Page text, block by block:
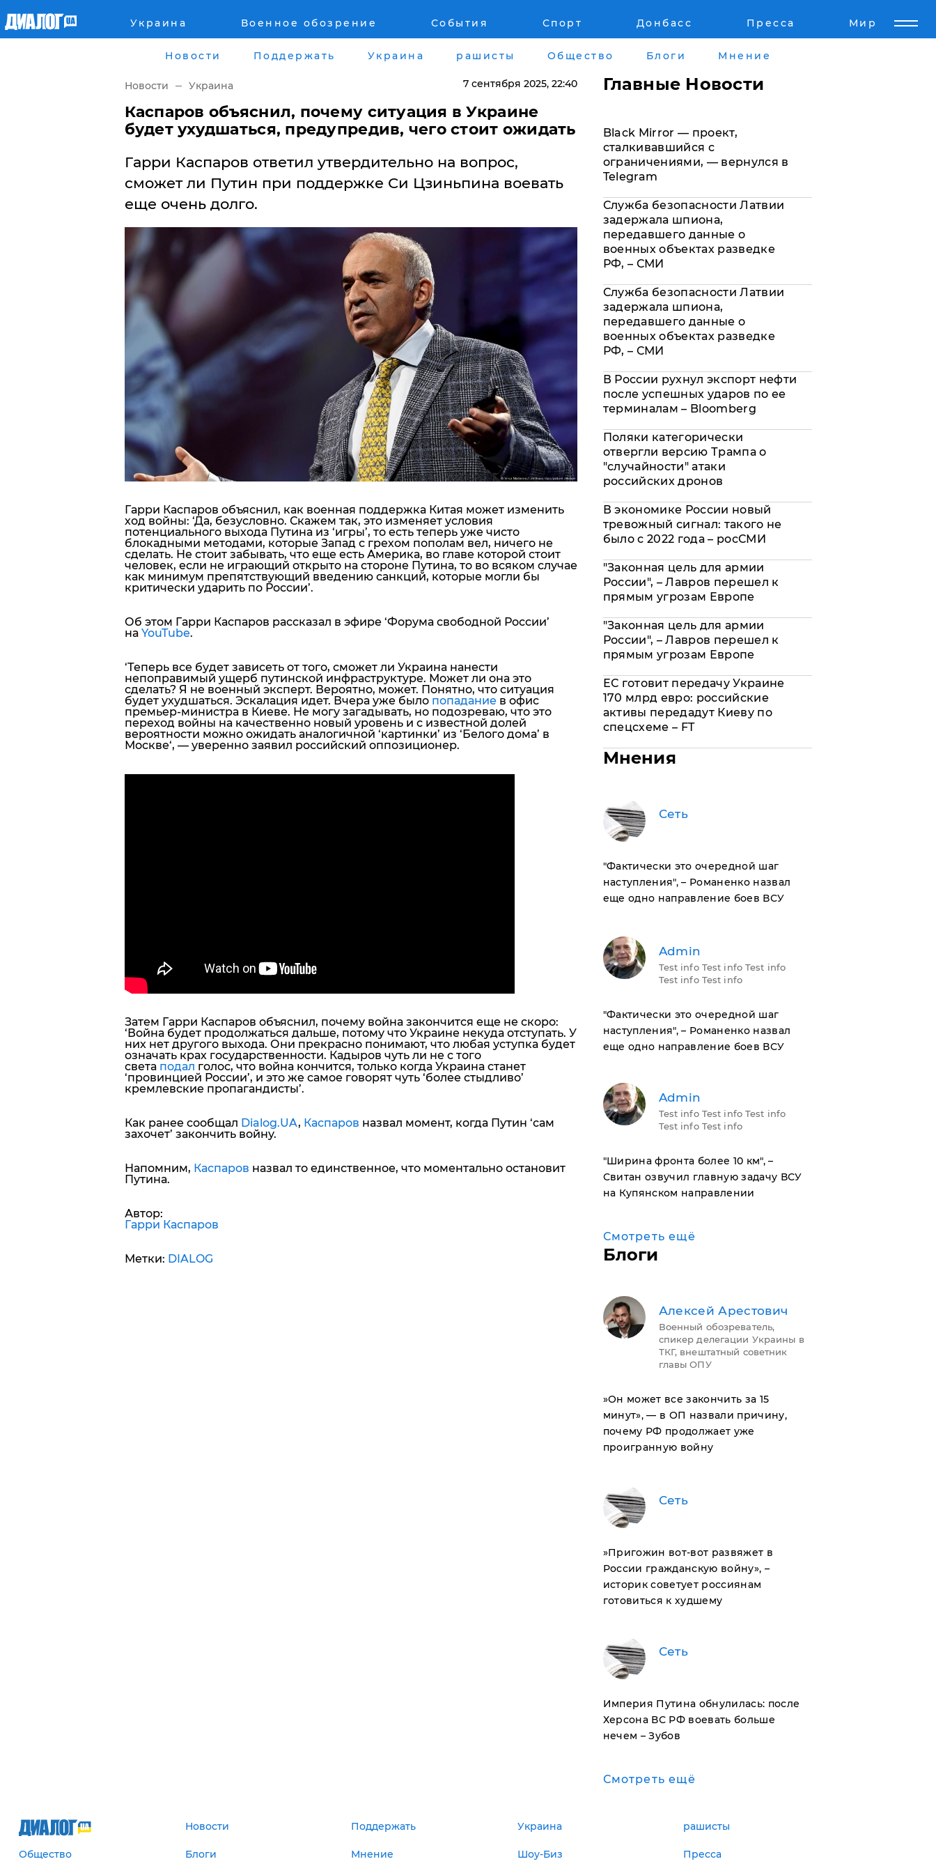
Украина Военное обозрение События Спорт Донбасс Пресса Мир
Военное обозрение
Города
Луганск
Киев
Днепр
Львов
Одесса
Война на Донбассе и в Крыму
"ЛНР"
Оккупация Крыма
Новости Крыма
Армия Украины
Лайф стайл
Помощь проекту
Стиль Диалога
Общество
Пресс-релизы
Новости Поддержать Украина рашисты Общество Блоги Мнение
Новости Украина 7 сентября 2025, 22:40
Каспаров объяснил, почему ситуация в Украине
будет ухудшаться, предупредив, чего стоит ожидать
Гарри Каспаров ответил утвердительно на вопрос,
сможет ли Путин при поддержке Си Цзиньпина воевать
еще очень долго.
Гарри Каспаров объяснил, как военная поддержка Китая может изменить
ход войны: ‘Да, безусловно. Скажем так, это изменяет условия
потенциального выхода Путина из ‘игры’, то есть теперь уже чисто
блокадными методами, которые Запад с грехом пополам вел, ничего не
сделать. Не стоит забывать, что еще есть Америка, во главе которой стоит
человек, если не играющий открыто на стороне Путина, то во всяком случае
как минимум препятствующий введению санкций, которые могли бы
критически ударить по России’.
Об этом Гарри Каспаров рассказал в эфире ‘Форума свободной России’
на YouTube.
‘Теперь все будет зависеть от того, сможет ли Украина нанести
непоправимый ущерб путинской инфраструктуре. Может ли она это
сделать? Я не военный эксперт. Вероятно, может. Понятно, что ситуация
будет ухудшаться. Эскалация идет. Вчера уже было попадание в офис
премьер-министра в Киеве. Не могу загадывать, но подозреваю, что это
переход войны на качественно новый уровень и с известной долей
вероятности можно ожидать аналогичной ‘картинки’ из ‘Белого дома’ в
Москве‘, — уверенно заявил российский оппозиционер.
Затем Гарри Каспаров объяснил, почему война закончится еще не скоро:
‘ Война будет продолжаться дальше, потому что Украине некуда отступать. У
них нет другого выхода. Они прекрасно понимают, что любая уступка будет
означать крах государственности. Кадыров чуть ли не с того
света подал голос, что война кончится, только когда Украина станет
‘провинцией России’, и это же самое говорят чуть ‘более стыдливо’
кремлевские пропагандисты’.
Как ранее сообщал Dialog.UA, Каспаров назвал момент, когда Путин ‘сам
захочет’ закончить войну.
Напомним, Каспаров назвал то единственное, что моментально остановит
Путина.
Автор:
Гарри Каспаров
Метки: DIALOG
Главные Новости
Black Mirror — проект,
сталкивавшийся с
ограничениями, — вернулся в
Telegram
Служба безопасности Латвии
задержала шпиона,
передавшего данные о
военных объектах разведке
РФ, – СМИ
Служба безопасности Латвии
задержала шпиона,
передавшего данные о
военных объектах разведке
РФ, – СМИ
В России рухнул экспорт нефти
после успешных ударов по ее
терминалам – Bloomberg
Поляки категорически
отвергли версию Трампа о
"случайности" атаки
российских дронов
В экономике России новый
тревожный сигнал: такого не
было с 2022 года – росСМИ
"Законная цель для армии
России", – Лавров перешел к
прямым угрозам Европе
"Законная цель для армии
России", – Лавров перешел к
прямым угрозам Европе
ЕС готовит передачу Украине
170 млрд евро: российские
активы передадут Киеву по
спецсхеме – FT
Мнения
Сеть
​"Фактически это очередной шаг
наступления", – Романенко назвал
еще одно направление боев ВСУ
Admin
Test info Test info Test info
Test info Test info
​"Фактически это очередной шаг
наступления", – Романенко назвал
еще одно направление боев ВСУ
Admin
Test info Test info Test info
Test info Test info
​"Ширина фронта более 10 км", –
Свитан озвучил главную задачу ВСУ
на Купянском направлении
Смотреть ещё
Блоги
Алексей Арестович
Военный обозреватель,
спикер делегации Украины в
ТКГ, внештатный советник
главы ОПУ
​»Он может все закончить за 15
минут», — в ОП назвали причину,
почему РФ продолжает уже
проигранную войну
Сеть
​»Пригожин вот-вот развяжет в
России гражданскую войну», –
историк советует россиянам
готовиться к худшему
Сеть
Империя Путина обнулилась: после
Херсона ВС РФ воевать больше
нечем – Зубов
Смотреть ещё
Новости Поддержать Украина рашисты
Общество Блоги Мнение Шоу-Биз Пресса